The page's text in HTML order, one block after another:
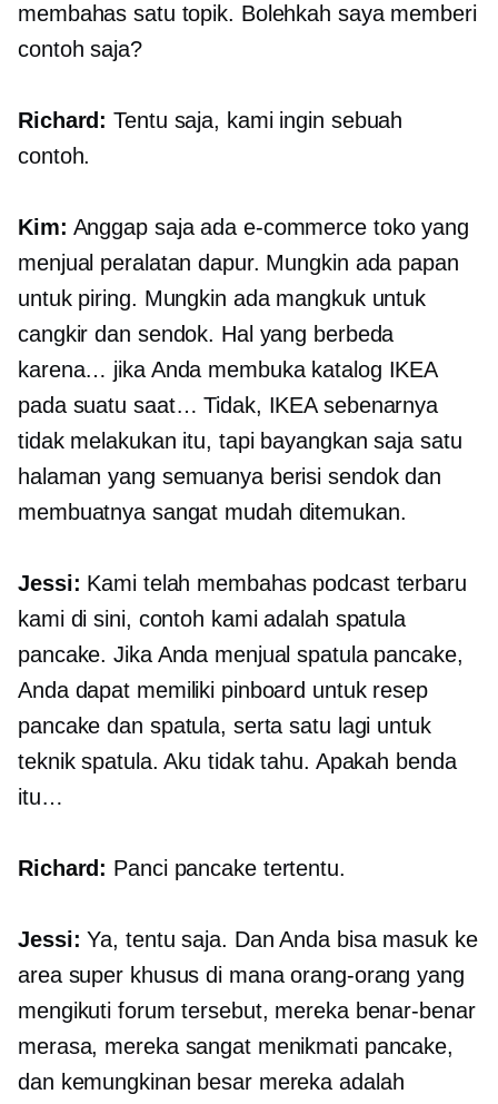
membahas satu topik. Bolehkah saya memberi
contoh saja?
Richard: Tentu saja, kami ingin sebuah
contoh.
Kim: Anggap saja ada e-commercetoko yang
menjual peralatan dapur. Mungkin ada papan
untuk piring. Mungkin ada mangkuk untuk
cangkir dan sendok. Hal yang berbeda
karena… jika Anda membuka katalog IKEA
pada suatu saat… Tidak, IKEA sebenarnya
tidak melakukan itu, tapi bayangkan saja satu
halaman yang semuanya berisi sendok dan
membuatnya sangat mudah ditemukan.
Jessi: Kami telah membahas podcast terbaru
kami di sini, contoh kami adalah spatula
pancake. Jika Anda menjual spatula pancake,
Anda dapat memiliki pinboard untuk resep
pancake dan spatula, serta satu lagi untuk
teknik spatula. Aku tidak tahu. Apakah benda
itu…
Richard: Panci pancake tertentu.
Jessi: Ya, tentu saja. Dan Anda bisa masuk ke
area super khusus di mana orang-orang yang
mengikuti forum tersebut, mereka benar-benar
merasa, mereka sangat menikmati pancake,
dan kemungkinan besar mereka adalah